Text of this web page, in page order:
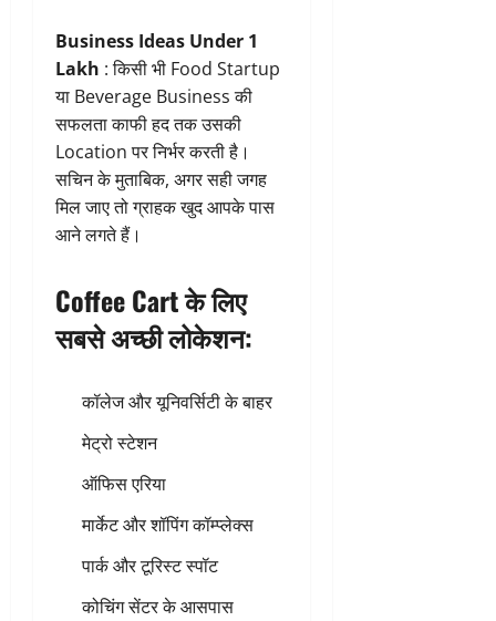
Business Ideas Under 1
Lakh : किसी भी Food Startup
या Beverage Business की
सफलता काफी हद तक उसकी
Location पर निर्भर करती है।
सचिन के मुताबिक, अगर सही जगह
मिल जाए तो ग्राहक खुद आपके पास
आने लगते हैं।
Coffee Cart के लिए
सबसे अच्छी लोकेशन:
कॉलेज और यूनिवर्सिटी के बाहर
मेट्रो स्टेशन
ऑफिस एरिया
मार्केट और शॉपिंग कॉम्प्लेक्स
पार्क और टूरिस्ट स्पॉट
कोचिंग सेंटर के आसपास